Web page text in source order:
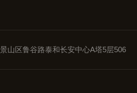
山区鲁谷路泰和长安中心A塔5层506